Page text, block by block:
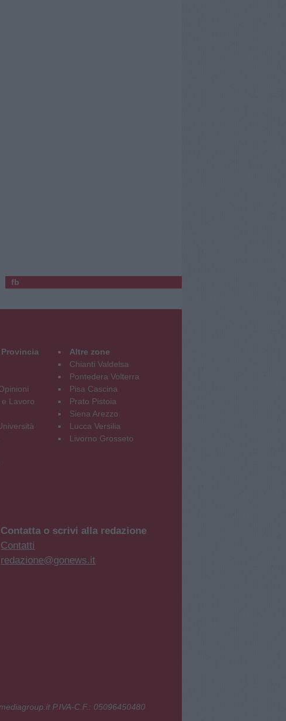
fb
Lavoro
Altre zone
Chianti Valdelsa
Pontedera Volterra
Pisa Cascina
Prato Pistoia
Siena Arezzo
Lucca Versilia
Livorno Grosseto
Contatta o scrivi alla redazione
Contatti
redazione@gonews.it
P.IVA-C.F.: 05096450480